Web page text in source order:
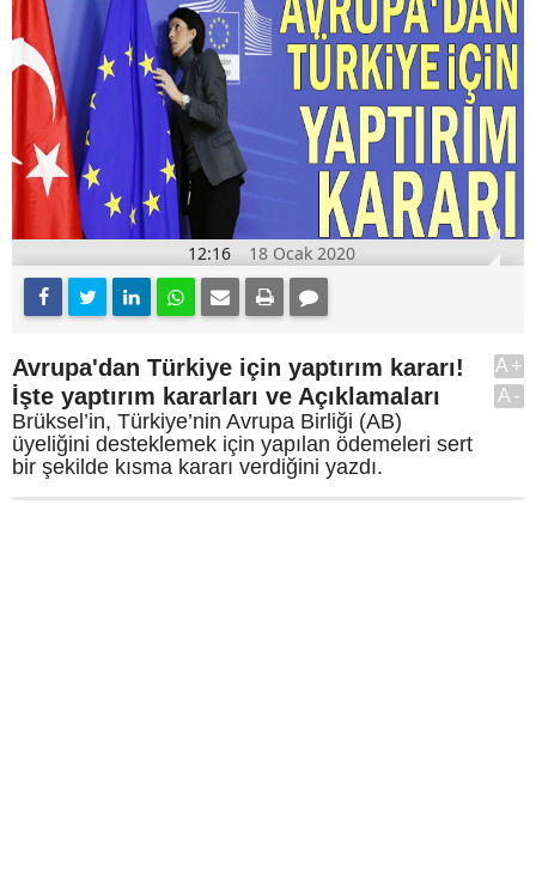
12:16 18 Ocak 2020
Avrupa'dan Türkiye için yaptırım kararı!
İşte yaptırım kararları ve Açıklamaları
Brüksel’in, Türkiye’nin Avrupa Birliği (AB)
üyeliğini desteklemek için yapılan ödemeleri sert
bir şekilde kısma kararı verdiğini yazdı.
A+
A-